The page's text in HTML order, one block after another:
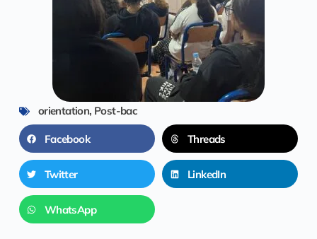
orientation, Post-bac
Facebook Threads
Twitter LinkedIn
WhatsApp